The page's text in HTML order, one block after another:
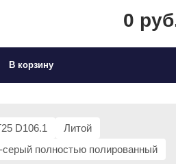
D106.1
Литой
полностью полированный
0
В корзину